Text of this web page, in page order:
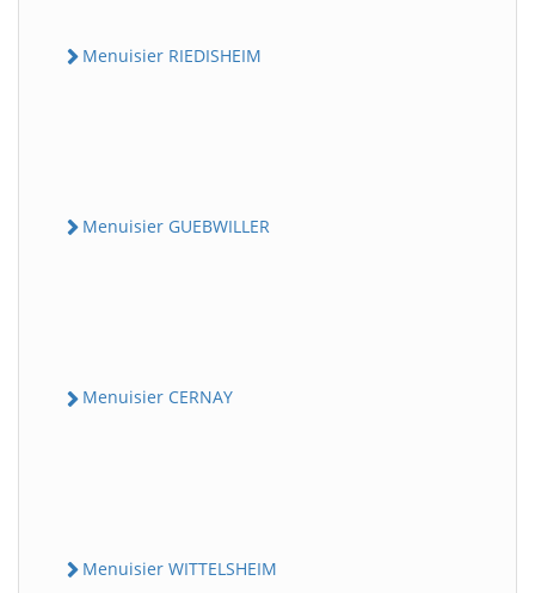
Menuisier RIEDISHEIM
Menuisier GUEBWILLER
Menuisier CERNAY
Menuisier WITTELSHEIM